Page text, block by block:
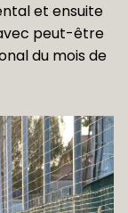
et ensuite
peut-être
du mois de